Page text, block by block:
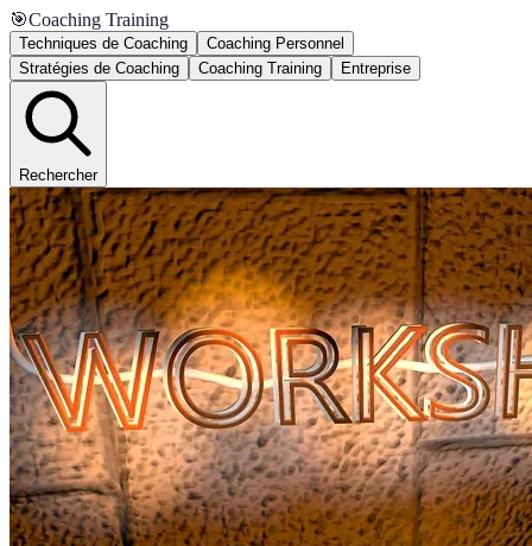
🎯Coaching Training
Techniques de Coaching
Coaching Personnel
Stratégies de Coaching
Coaching Training Entreprise
Rechercher